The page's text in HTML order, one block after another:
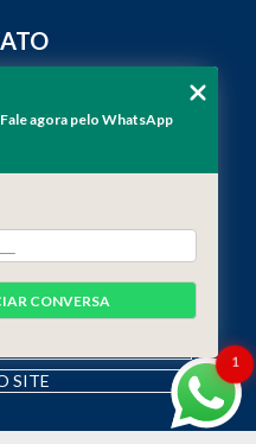
7979
SITE
1
agora pelo WhatsApp
CONVERSA